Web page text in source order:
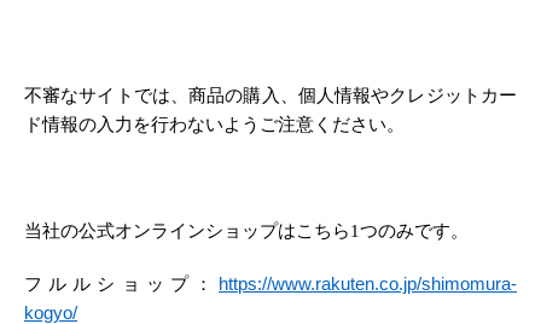
不審なサイトでは、商品の購入、個人情報やクレジットカー
ド情報の入力を行わないようご注意ください。
当社の公式オンラインショップはこちら1つのみです。
フルルショップ：
https://www.rakuten.co.jp/shimomura-
kogyo/